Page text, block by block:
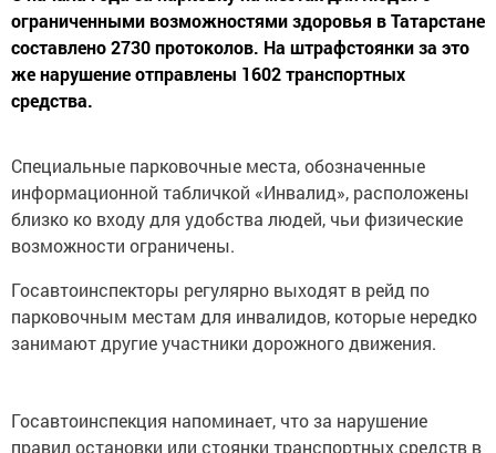
ограниченными возможностями здоровья в Татарстане
составлено 2730 протоколов. На штрафстоянки за это
же нарушение отправлены 1602 транспортных
средства.
Специальные парковочные места, обозначенные
информационной табличкой «Инвалид», расположены
близко ко входу для удобства людей, чьи физические
возможности ограничены.
Госавтоинспекторы регулярно выходят в рейд по
парковочным местам для инвалидов, которые нередко
занимают другие участники дорожного движения.
Госавтоинспекция напоминает, что за нарушение
правил остановки или стоянки транспортных средств в